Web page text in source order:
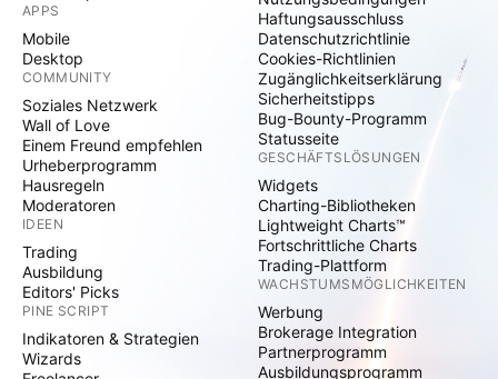
APPS
Mobile
Desktop
COMMUNITY
Soziales Netzwerk
Wall of Love
Einem Freund empfehlen
Urheberprogramm
Hausregeln
Moderatoren
IDEEN
Trading
Ausbildung
Editors' Picks
PINE SCRIPT
Indikatoren & Strategien
Wizards
Haftungsausschluss
Datenschutzrichtlinie
Cookies-Richtlinien
Zugänglichkeitserklärung
Sicherheitstipps
Bug-Bounty-Programm
Statusseite
GESCHÄFTSLÖSUNGEN
Widgets
Charting-Bibliotheken
Lightweight Charts™
Fortschrittliche Charts
Trading-Plattform
WACHSTUMSMÖGLICHKEITEN
Werbung
Brokerage Integration
Partnerprogramm
Ausbildungsprogramm